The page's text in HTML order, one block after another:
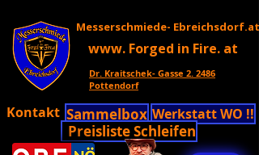
Messerschmiede- Ebreichsdorf.at
www. Forged in Fire. at
Dr. Kraitschek- Gasse 2. 2486
Pottendorf
Kontakt Sammelbox Werkstatt WO !!
Preisliste Schleifen